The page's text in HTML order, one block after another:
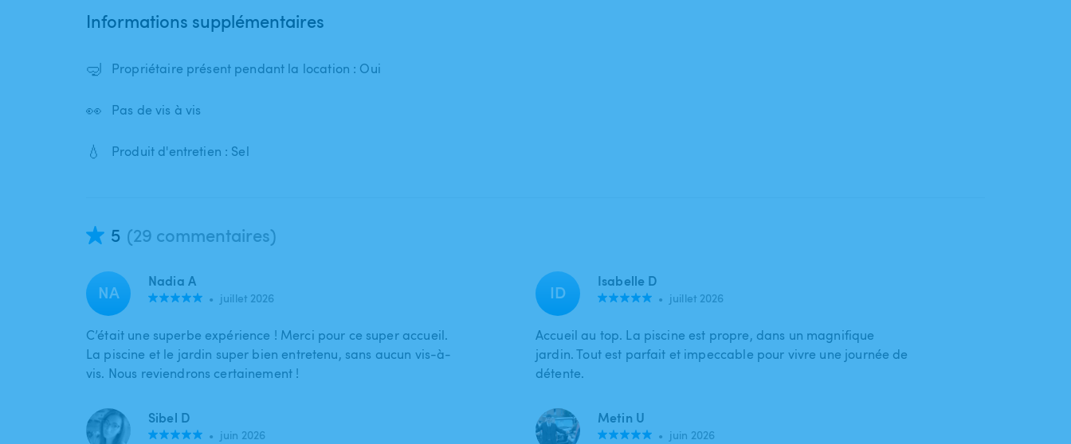
Informations supplémentaires
🤿 Propriétaire présent pendant la location : Oui
👀 Pas de vis à vis
💧 Produit d'entretien : Sel
5 (29 commentaires)
NA Nadia A
• juillet 2026
C’était une superbe expérience ! Merci pour ce super accueil.
La piscine et le jardin super bien entretenu, sans aucun vis-à-
vis. Nous reviendrons certainement !
ID Isabelle D
• juillet 2026
Accueil au top. La piscine est propre, dans un magnifique
jardin. Tout est parfait et impeccable pour vivre une journée de
détente.
Sibel D
• juin 2026
Metin U
• juin 2026